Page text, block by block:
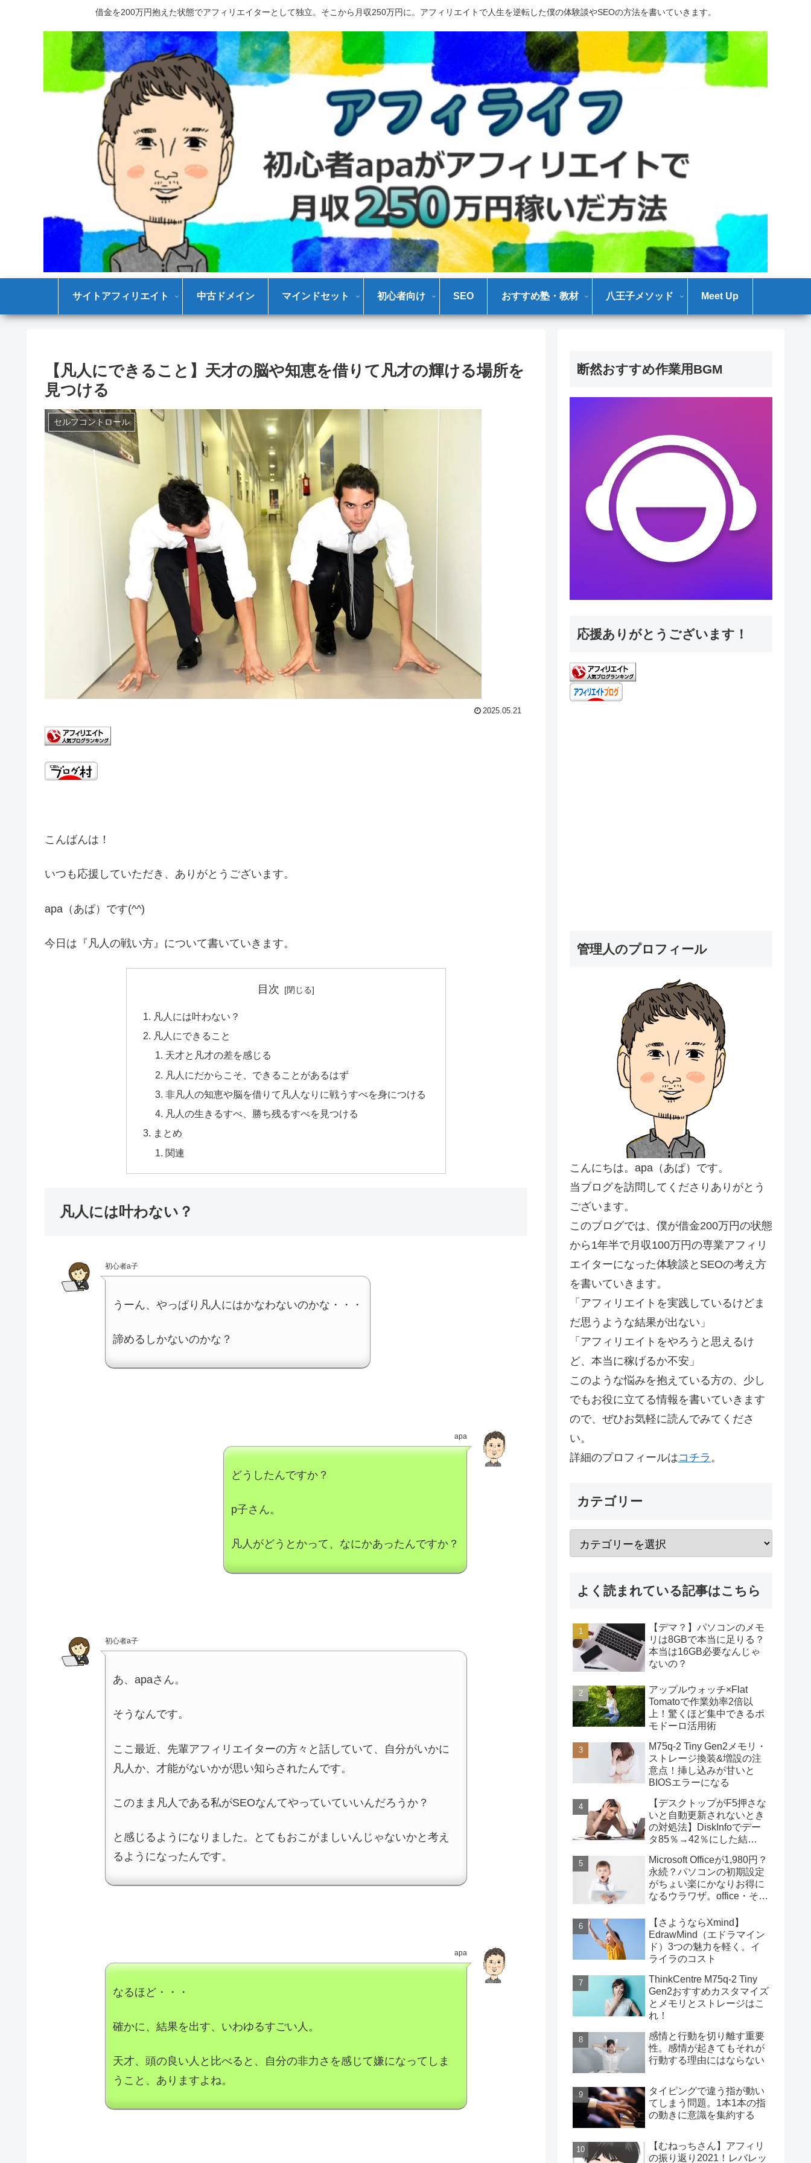
借金を200万円抱えた状態でアフィリエイターとして独立。そこから月収250万円に。アフィリエイトで人生を逆転した僕の体験談やSEOの方法を書いていきます。
サイトアフィリエイト 中古ドメイン マインドセット 初心者向け SEO おすすめ塾・教材 八王子メソッド Meet Up
【凡人にできること】天才の脳や知恵を借りて凡才の輝ける場所を
見つける
セルフコントロール
2025.05.21
こんばんは！
いつも応援していただき、ありがとうございます。
apa（あぱ）です(^^)
今日は『凡人の戦い方』について書いていきます。
目次
凡人には叶わない？
凡人にできること
天才と凡才の差を感じる
凡人にだからこそ、できることがあるはず
非凡人の知恵や脳を借りて凡人なりに戦うすべを身につける
凡人の生きるすべ、勝ち残るすべを見つける
まとめ
関連
凡人には叶わない？
初心者a子
うーん、やっぱり凡人にはかなわないのかな・・・
諦めるしかないのかな？
apa
どうしたんですか？
p子さん。
凡人がどうとかって、なにかあったんですか？
初心者a子
あ、apaさん。
そうなんです。
ここ最近、先輩アフィリエイターの方々と話していて、自分がいかに
凡人か、才能がないかが思い知らされたんです。
このまま凡人である私がSEOなんてやっていていいんだろうか？
と感じるようになりました。とてもおこがましいんじゃないかと考え
るようになったんです。
apa
なるほど・・・
確かに、結果を出す、いわゆるすごい人。
天才、頭の良い人と比べると、自分の非力さを感じて嫌になってしま
うこと、ありますよね。
断然おすすめ作業用BGM
応援ありがとうございます！
管理人のプロフィール
こんにちは。apa（あぱ）です。
当ブログを訪問してくださりありがとう
ございます。
このブログでは、僕が借金200万円の状態
から1年半で月収100万円の専業アフィリ
エイターになった体験談とSEOの考え方
を書いていきます。
「アフィリエイトを実践しているけどま
だ思うような結果が出ない」
「アフィリエイトをやろうと思えるけ
ど、本当に稼げるか不安」
このような悩みを抱えている方の、少し
でもお役に立てる情報を書いていきます
ので、ぜひお気軽に読んでみてくださ
い。
詳細のプロフィールはコチラ 。
カテゴリー
よく読まれている記事はこちら
【デマ？】パソコンのメモ
リは8GBで本当に足りる？
本当は16GB必要なんじゃ
ないの？
アップルウォッチ×Flat
Tomatoで作業効率2倍以
上！驚くほど集中できるポ
モドーロ活用術
M75q-2 Tiny Gen2メモリ・
ストレージ換装&増設の注
意点！挿し込みが甘いと
BIOSエラーになる
【デスクトップがF5押さな
いと自動更新されないとき
の対処法】DiskInfoでデー
タ85％→42％にした結
Microsoft Officeが1,980円？
永続？パソコンの初期設定
がちょい楽にかなりお得に
なるウラワザ。office・その
【さようならXmind】
EdrawMind（エドラマイン
ド）3つの魅力を軽く。イ
ライラのコスト
ThinkCentre M75q-2 Tiny
Gen2おすすめカスタマイズ
とメモリとストレージはこ
れ！
感情と行動を切り離す重要
性。感情が起きてもそれが
行動する理由にはならない
タイピングで違う指が動い
てしまう問題。1本1本の指
の動きに意識を集約する
【むねっちさん】アフィリ
の振り返り2021！レバレッ